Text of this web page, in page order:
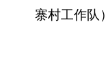
寨村工作队